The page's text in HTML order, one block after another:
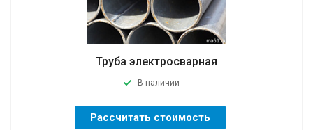
Труба электросварная
В наличии
Рассчитать стоимость